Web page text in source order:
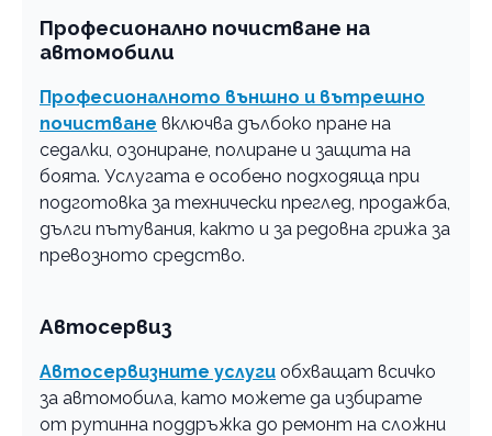
Професионално почистване на
автомобили
Професионалното външно и вътрешно
почистване включва дълбоко пране на
седалки, озониране, полиране и защита на
боята. Услугата е особено подходяща при
подготовка за технически преглед, продажба,
дълги пътувания, както и за редовна грижа за
превозното средство.
Автосервиз
Автосервизните услуги обхващат всичко
за автомобила, като можете да избирате
от рутинна поддръжка до ремонт на сложни